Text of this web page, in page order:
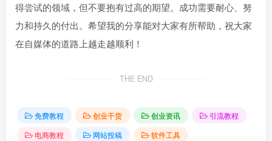
得尝试的领域，但不要抱有过高的期望。成功需要耐心、努
力和持久的付出。希望我的分享能对大家有所帮助，祝大家
在自媒体的道路上越走越顺利！
THE END
免费教程 创业干货 创业资讯
引流教程
电商教程
网站投稿
软件工具